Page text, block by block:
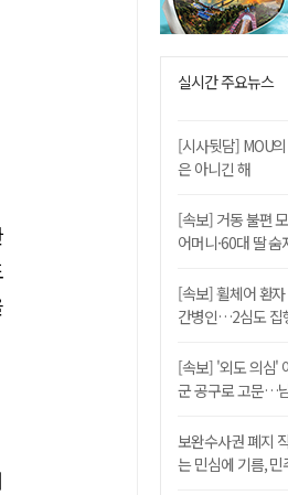
실시간 주요뉴스
[시사뒷담] MOU
은 아니긴 해
[속보] 거동 불편
어머니·60대 딸 숨
[속보] 휠체어 환
간병인…2심도 집
[속보] '외도 의심'
군 공구로 고문…
보완수사권 폐지
는 민심에 기름,